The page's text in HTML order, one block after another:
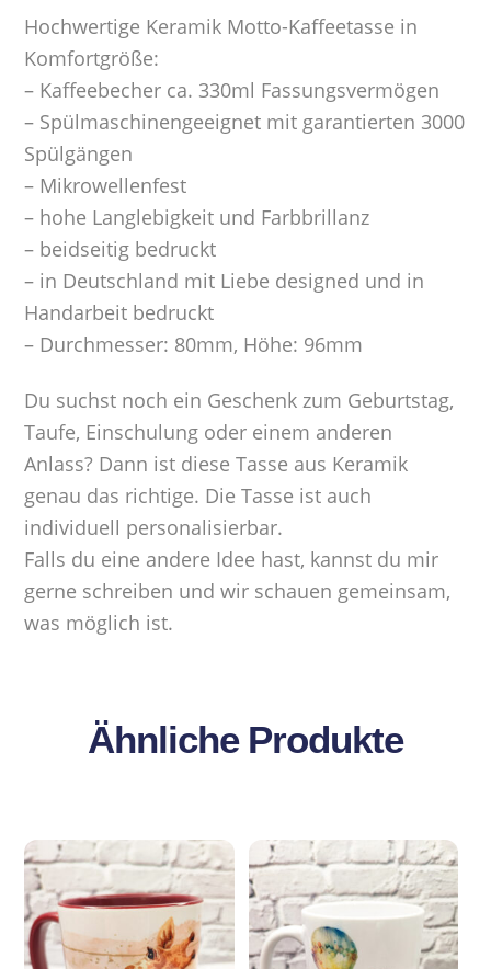
Hochwertige Keramik Motto-Kaffeetasse in
Komfortgröße:
– Kaffeebecher ca. 330ml Fassungsvermögen
– Spülmaschinengeeignet mit garantierten 3000
Spülgängen
– Mikrowellenfest
– hohe Langlebigkeit und Farbbrillanz
– beidseitig bedruckt
– in Deutschland mit Liebe designed und in
Handarbeit bedruckt
– Durchmesser: 80mm, Höhe: 96mm
Du suchst noch ein Geschenk zum Geburtstag,
Taufe, Einschulung oder einem anderen
Anlass? Dann ist diese Tasse aus Keramik
genau das richtige. Die Tasse ist auch
individuell personalisierbar.
Falls du eine andere Idee hast, kannst du mir
gerne schreiben und wir schauen gemeinsam,
was möglich ist.
Ähnliche Produkte